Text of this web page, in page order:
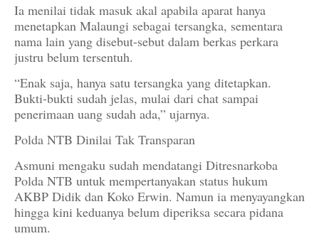
Ia menilai tidak masuk akal apabila aparat hanya
menetapkan Malaungi sebagai tersangka, sementara
nama lain yang disebut-sebut dalam berkas perkara
justru belum tersentuh.
“Enak saja, hanya satu tersangka yang ditetapkan.
Bukti-bukti sudah jelas, mulai dari chat sampai
penerimaan uang sudah ada,” ujarnya.
Polda NTB Dinilai Tak Transparan
Asmuni mengaku sudah mendatangi Ditresnarkoba
Polda NTB untuk mempertanyakan status hukum
AKBP Didik dan Koko Erwin. Namun ia menyayangkan
hingga kini keduanya belum diperiksa secara pidana
umum.